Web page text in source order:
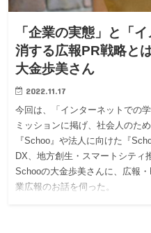
「企業の実態」と「
消する広報PR戦略と
大金歩美さん
2022.11.17
今回は、「インターネットでの
ミッションに掲げ、社会人のた
『Schoo』や法人に向けた『
DX、地方創生・スマートシティ
Schooの大金歩美さんに、広報
業広報のお話を伺った。